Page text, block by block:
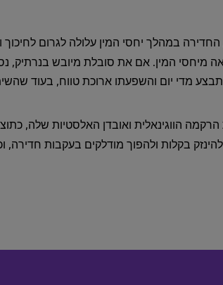
במהלך יחסי המין עלולה לגרום
מיחסי המין. אם את סובלת מיובש בנרתיק,
מדי יום והשפעתו ארוכת טווח, בעוד
הווגינאלית ואובדן האלסטיות שלה,
בקלות ולהפוך מודלקים בעקבות חדירה,